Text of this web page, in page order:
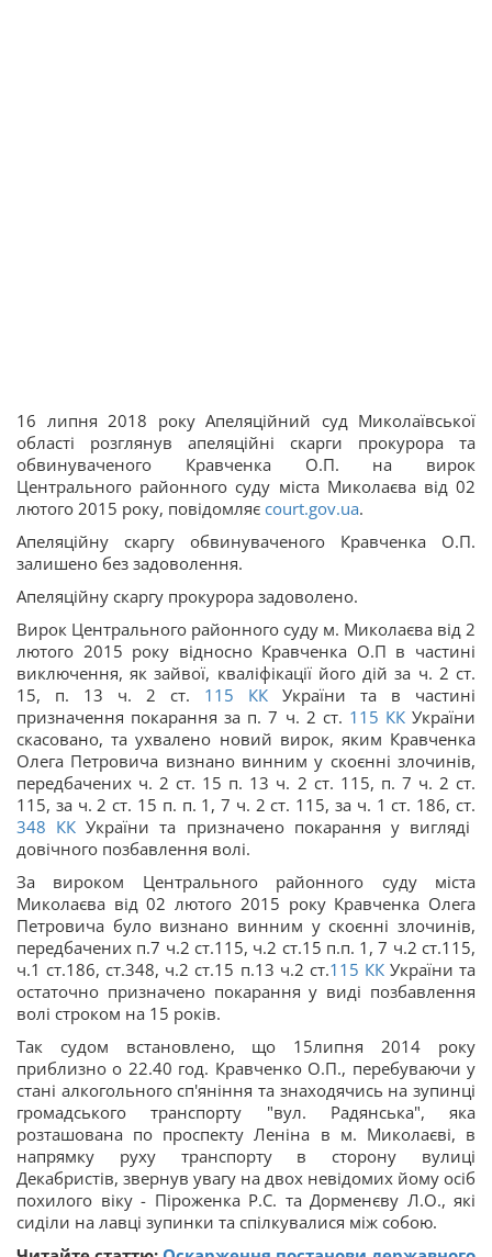
16 липня 2018 року Апеляційний суд Миколаївської
області розглянув апеляційні скарги прокурора та
обвинуваченого Кравченка О.П. на вирок
Центрального районного суду міста Миколаєва від 02
лютого 2015 року, повідомляє court.gov.ua.
Апеляційну скаргу обвинуваченого Кравченка О.П.
залишено без задоволення.
Апеляційну скаргу прокурора задоволено.
Вирок Центрального районного суду м. Миколаєва від 2
лютого 2015 року відносно Кравченка О.П в частині
виключення, як зайвої, кваліфікації його дій за ч. 2 ст.
15, п. 13 ч. 2 ст. 115 КК України та в частині
призначення покарання за п. 7 ч. 2 ст. 115 ККУкраїни
скасовано, та ухвалено новий вирок, яким Кравченка
Олега Петровича визнано винним у скоєнні злочинів,
передбачених ч. 2 ст. 15 п. 13 ч. 2 ст. 115, п. 7 ч. 2 ст.
115, за ч. 2 ст. 15 п. п. 1, 7 ч. 2 ст. 115, за ч. 1 ст. 186, ст.
348 КК України та призначено покарання у вигляді
довічного позбавлення волі.
За вироком Центрального районного суду міста
Миколаєва від 02 лютого 2015 року Кравченка Олега
Петровича було визнано винним у скоєнні злочинів,
передбачених п.7 ч.2 ст.115, ч.2 ст.15 п.п. 1, 7 ч.2 ст.115,
ч.1 ст.186, ст.348, ч.2 ст.15 п.13 ч.2 ст.115 ККУкраїни та
остаточно призначено покарання у виді позбавлення
волі строком на 15 років.
Так судом встановлено, що 15липня 2014 року
приблизно о 22.40 год. Кравченко О.П., перебуваючи у
стані алкогольного сп'яніння та знаходячись на зупинці
громадського транспорту "вул. Радянська", яка
розташована по проспекту Леніна в м. Миколаєві, в
напрямку руху транспорту в сторону вулиці
Декабристів, звернув увагу на двох невідомих йому осіб
похилого віку - Піроженка Р.С. та Дорменєву Л.О., які
сиділи на лавці зупинки та спілкувалися між собою.